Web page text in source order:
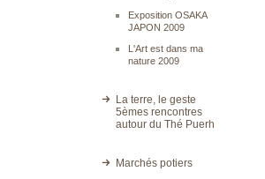
Exposition OSAKA
JAPON 2009
L'Art est dans ma
nature 2009
La terre, le geste
5èmes rencontres
autour du Thé Puerh
Marchés potiers